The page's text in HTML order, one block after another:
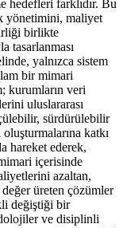
hedefleri farklıdır. Bu
yönetimini, maliyet
birlikte
tasarlanması
yalnızca sistem
bir mimari
kurumların veri
uluslararası
sürdürülebilir
katkı
hareket ederek,
içerisinde
azaltan,
üreten çözümler
değiştiği bir
ve disiplinli